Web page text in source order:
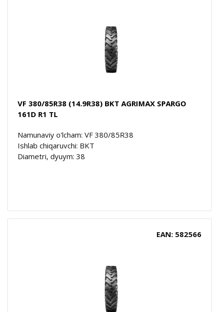
VF 380/85R38 (14.9R38) BKT AGRIMAX SPARGO
161D R1 TL
Namunaviy o'lcham: VF 380/85R38
Ishlab chiqaruvchi: BKT
Diametri, dyuym: 38
EAN: 582566